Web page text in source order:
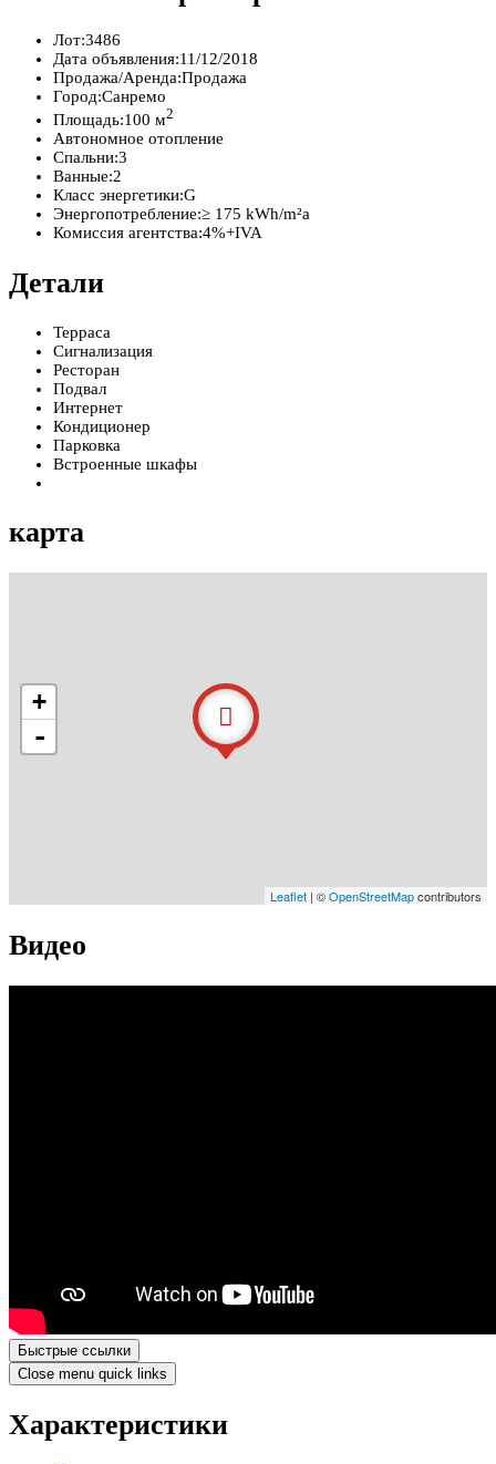
Лот:3486
Дата объявления:11/12/2018
Продажа/Аренда:Продажа
Город:Санремо
Площадь:100 м2
Автономное отопление
Спальни:3
Ванные:2
Класс энергетики:G
Энергопотребление:≥ 175 kWh/m²a
Комиссия агентства:4%+IVA
Детали
Терраса
Сигнализация
Ресторан
Подвал
Интернет
Кондиционер
Парковка
Встроенные шкафы
карта
+
-
Leaflet | ©OpenStreetMapcontributors
Видео
Быстрые ссылки
Close menu quick links
Характеристики